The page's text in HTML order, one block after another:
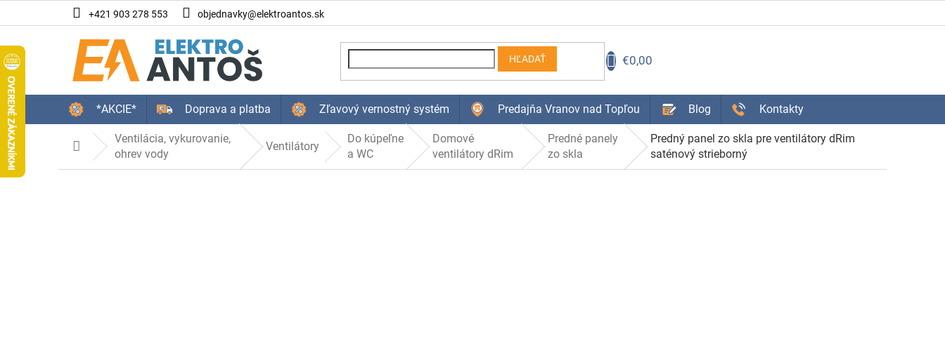
na
+421 903 278 553 objednavky@elektroantos.sk
HĽADAŤ
KOŠÍK
€0,00
*AKCIE* Doprava a platba Zľavový vernostný systém Predajňa Vranov nad Topľou Blog Kontakty
Domov
Ventilácia, vykurovanie,
ohrev vody
Ventilátory
Do kúpeľne
a WC
Domové
ventilátory dRim
Predné panely
zo skla
Predný panel zo skla pre ventilátory dRim
saténový strieborný